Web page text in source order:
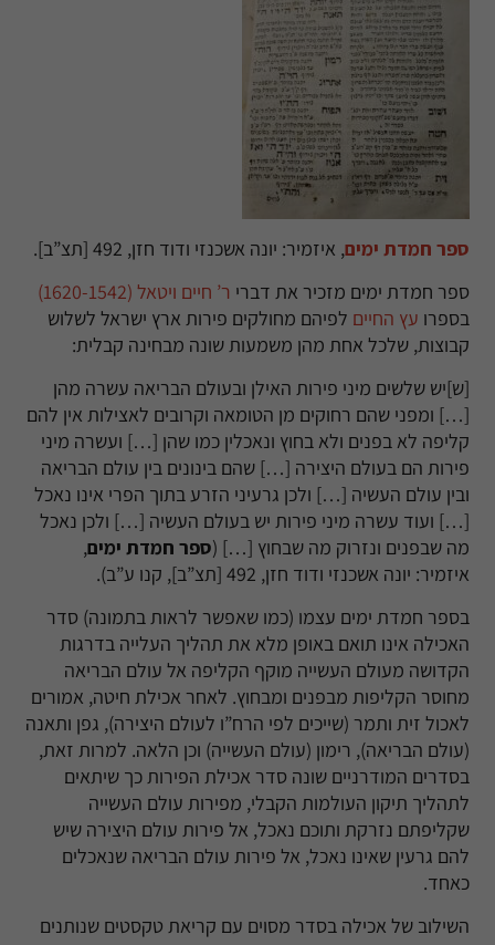
ספר חמדת ימים, איזמיר: יונה אשכנזי ודוד חזן, 492 [תצ”ב].
ספר חמדת ימים מזכיר את דברי ר’ חיים ויטאל (1620-1542)
בספרו עץ החיים לפיהם מחולקים פירות ארץ ישראל לשלוש
קבוצות, שלכל אחת מהן משמעות שונה מבחינה קבלית:
[ש]יש שלשים מיני פירות האילן ובעולם הבריאה עשרה מהן
[…] ומפני שהם רחוקים מן הטומאה וקרובים לאצילות אין להם
קליפה לא בפנים ולא בחוץ ונאכלין כמו שהן […] ועשרה מיני
פירות הם בעולם היצירה […] שהם בינונים בין עולם הבריאה
ובין עולם העשיה […] ולכן גרעיני הזרע בתוך הפרי אינו נאכל
[…] ועוד עשרה מיני פירות יש בעולם העשיה […] ולכן נאכל
מה שבפנים ונזרוק מה שבחוץ […] (ספר חמדת ימים,
איזמיר: יונה אשכנזי ודוד חזן, 492 [תצ”ב], קנו ע”ב).
בספר חמדת ימים עצמו (כמו שאפשר לראות בתמונה) סדר
האכילה אינו תואם באופן מלא את תהליך העלייה בדרגות
הקדושה מעולם העשייה מוקף הקליפה אל עולם הבריאה
מחוסר הקליפות מבפנים ומבחוץ. לאחר אכילת חיטה, אמורים
לאכול זית ותמר (שייכים לפי הרח”ו לעולם היצירה), גפן ותאנה
(עולם הבריאה), רימון (עולם העשייה) וכן הלאה. למרות זאת,
בסדרים המודרניים שונה סדר אכילת הפירות כך שיתאים
לתהליך תיקון העולמות הקבלי, מפירות עולם העשייה
שקליפתם נזרקת ותוכם נאכל, אל פירות עולם היצירה שיש
להם גרעין שאינו נאכל, אל פירות עולם הבריאה שנאכלים
כאחד.
השילוב של אכילה בסדר מסוים עם קריאת טקסטים שנותנים